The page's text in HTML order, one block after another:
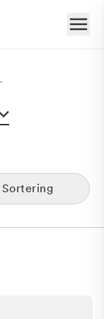
.
Sortering